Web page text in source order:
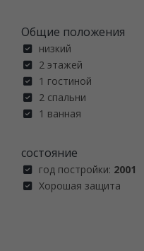
Общие положения
низкий
2 этажей
1 гостиной
2 спальни
1 ванная
состояние
год постройки: 2001
Хорошая защита